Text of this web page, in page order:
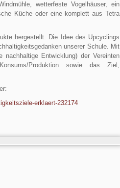
wetterfeste Vogelhäuser, ein
Küche oder eine komplett aus Tetra
hergestellt. Die Idee des Upcyclings
unserer Schule. Mit
Entwicklung) der Vereinten
Produktion sowie das Ziel,
erklaert-232174